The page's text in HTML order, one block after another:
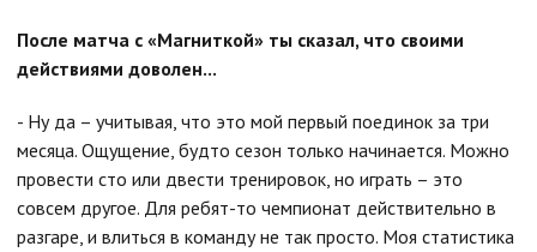
После матча с «Магниткой» ты сказал, что своими
действиями доволен...
- Ну да – учитывая, что это мой первый поединок за три
месяца. Ощущение, будто сезон только начинается. Можно
провести сто или двести тренировок, но играть – это
совсем другое. Для ребят-то чемпионат действительно в
разгаре, и влиться в команду не так просто. Моя статистика